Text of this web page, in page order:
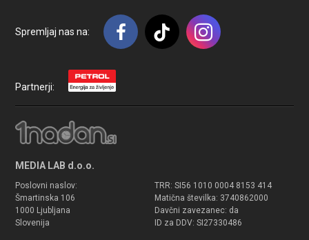
Spremljaj nas na:
Partnerji:
MEDIA LAB d.o.o.
Poslovni naslov:
Šmartinska 106
1000 Ljubljana
Slovenija
TRR: SI56 1010 0004 8153 414
Matična številka: 3740862000
Davčni zavezanec: da
ID za DDV: SI27330486